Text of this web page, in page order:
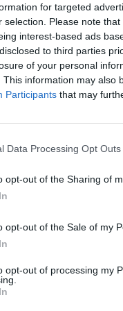
for targeted
selection. Please note
interest-based ads
to third parties
of your personal
This information may also
Participants that may
Data Processing Opt Outs
opt-out of the Sharing of
opt-out of the Sale of my
opt-out of processing my
personas y
han incrementado
en los
evolución de
de estudios de la
incrementará el
mejora de la
los residentes en
de euros. Esto
cuando ha
y Andalucía son
alto número de